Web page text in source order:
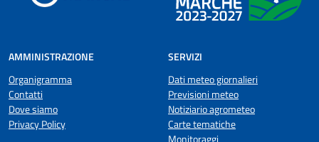
AMMINISTRAZIONE
Organigramma
Contatti
Dove siamo
Privacy Policy
SERVIZI
Dati meteo giornalieri
Previsioni meteo
Notiziario agrometeo
Carte tematiche
Monitoraggi